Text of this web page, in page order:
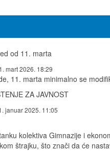
od 11. marta
mart 2026. 18:29
11. marta minimalno se
ZA JAVNOST
januar 2025. 11:05
kolektiva Gimnazije i
štrajku, što znači da će